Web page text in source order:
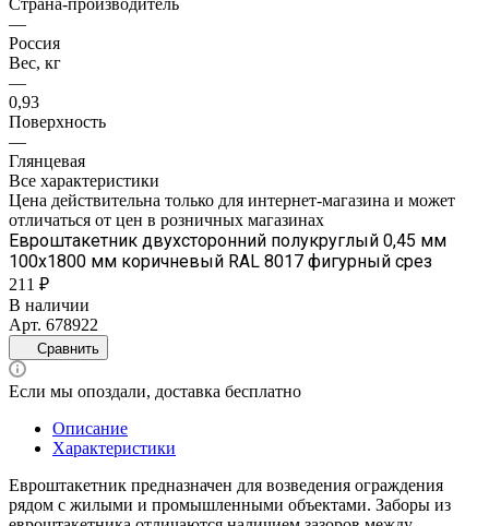
—
Россия
Вес, кг
—
0,93
Поверхность
—
Глянцевая
Все характеристики
Цена действительна только для интернет-магазина и может
отличаться от цен в розничных магазинах
Евроштакетник двухсторонний полукруглый 0,45 мм
100х1800 мм коричневый RAL 8017 фигурный срез
211 ₽
В наличии
Арт. 678922
Сравнить
Если мы опоздали, доставка бесплатно
Описание
Характеристики
Евроштакетник предназначен для возведения ограждения
рядом с жилыми и промышленными объектами. Заборы из